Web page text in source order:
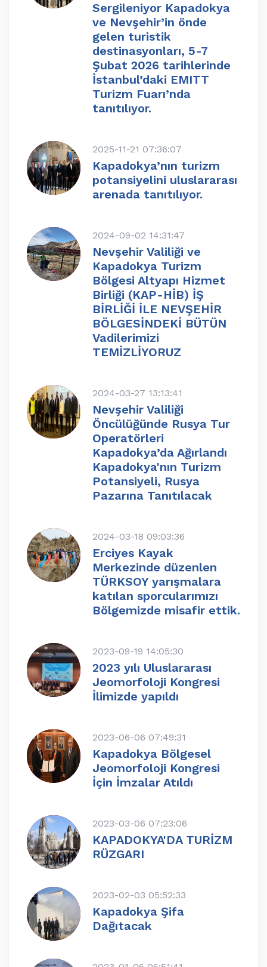
Sergileniyor Kapadokya
ve Nevşehir’in önde
gelen turistik
destinasyonları, 5-7
Şubat 2026 tarihlerinde
İstanbul’daki EMITT
Turizm Fuarı’nda
tanıtılıyor.
2025-11-21 07:36:07
Kapadokya’nın turizm
potansiyelini uluslararası
arenada tanıtılıyor.
2024-09-02 14:31:47
Nevşehir Valiliği ve
Kapadokya Turizm
Bölgesi Altyapı Hizmet
Birliği (KAP-HİB) İŞ
BİRLİĞİ İLE NEVŞEHİR
BÖLGESİNDEKİ BÜTÜN
Vadilerimizi
TEMİZLİYORUZ
2024-03-27 13:13:41
Nevşehir Valiliği
Öncülüğünde Rusya Tur
Operatörleri
Kapadokya’da Ağırlandı
Kapadokya'nın Turizm
Potansiyeli, Rusya
Pazarına Tanıtılacak
2024-03-18 09:03:36
Erciyes Kayak
Merkezinde düzenlen
TÜRKSOY yarışmalara
katılan sporcularımızı
Bölgemizde misafir ettik.
2023-09-19 14:05:30
2023 yılı Uluslararası
Jeomorfoloji Kongresi
İlimizde yapıldı
2023-06-06 07:49:31
Kapadokya Bölgesel
Jeomorfoloji Kongresi
İçin İmzalar Atıldı
2023-03-06 07:23:06
KAPADOKYA'DA TURİZM
RÜZGARI
2023-02-03 05:52:33
Kapadokya Şifa
Dağıtacak